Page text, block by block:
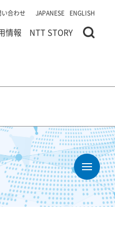
い合わせ JAPANESE ENGLISH
情報 NTT STORY